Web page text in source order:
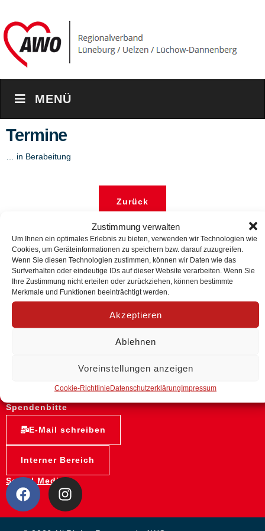
Zustimmung verwalten
Um Ihnen ein optimales Erlebnis zu bieten, verwenden wir Technologien wie
Cookies, um Geräteinformationen zu speichern bzw. darauf zuzugreifen.
Wenn Sie diesen Technologien zustimmen, können wir Daten wie das
Surfverhalten oder eindeutige IDs auf dieser Website verarbeiten. Wenn Sie
Ihre Zustimmung nicht erteilen oder zurückziehen, können bestimmte
Merkmale und Funktionen beeinträchtigt werden.
Akzeptieren
Ablehnen
Voreinstellungen anzeigen
Cookie-RichtlinieDatenschutzerklärungImpressum
MENÜ
Termine
… in Berabeitung
Zurück
Adresse & Kontakt
AWO-Regionalverband
Lüneburg / Uelzen / Lüchow-Dannenberg e.V.
Käthe-Krüger-Straße 15
Informationen
AWO Bundesverband
Spendenbitte
E-Mail schreiben
Interner Bereich
Social Media: